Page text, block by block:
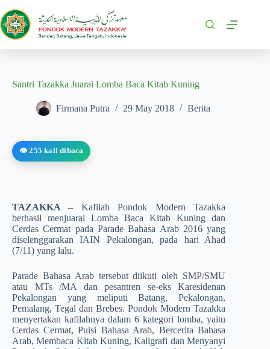
Santri Tazakka Juarai Lomba Baca Kitab Kuning
Firmana Putra 29 May 2018 Berita
👁️ 255 kali dibaca
TAZAKKA – Kafilah Pondok Modern Tazakka
berhasil menjuarai Lomba Baca Kitab Kuning dan
Cerdas Cermat pada Parade Bahasa Arab 2016 yang
diselenggarakan IAIN Pekalongan, pada hari Ahad
(7/11) yang lalu.
Parade Bahasa Arab tersebut diikuti oleh SMP/SMU
atau MTs /MA dan pesantren se-eks Karesidenan
Pekalongan yang meliputi Batang, Pekalongan,
Pemalang, Tegal dan Brebes. Pondok Modern Tazakka
menyertakan kafilahnya dalam 6 kate­gori lomba, yaitu
Cerdas Cermat, Puisi Bahasa Arab, Berceri­ta Bahasa
Arab, Membaca Kitab Kuning, Kaligrafi dan Menyanyi